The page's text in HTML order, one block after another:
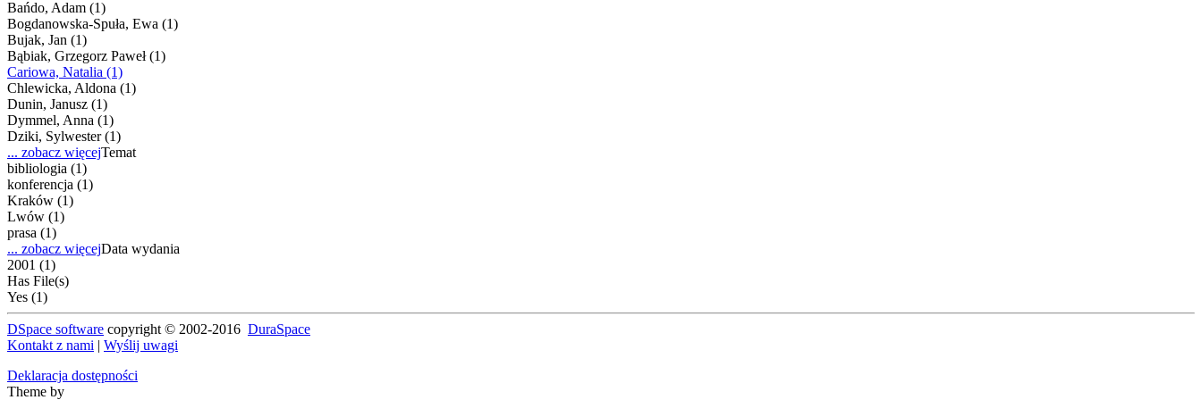
Bańdo, Adam (1)
Bogdanowska-Spuła, Ewa (1)
Bujak, Jan (1)
Bąbiak, Grzegorz Paweł (1)
Cariowa, Natalia (1)
Chlewicka, Aldona (1)
Dunin, Janusz (1)
Dymmel, Anna (1)
Dziki, Sylwester (1)
... zobacz więcejTemat
bibliologia (1)
konferencja (1)
Kraków (1)
Lwów (1)
prasa (1)
... zobacz więcejData wydania
2001 (1)
Has File(s)
Yes (1)
DSpace software copyright © 2002-2016 DuraSpace
Kontakt z nami | Wyślij uwagi
Deklaracja dostępności
Theme by